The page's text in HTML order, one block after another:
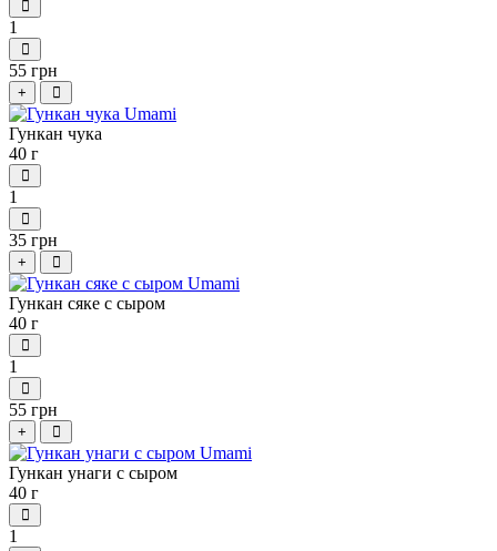
1
55 грн
+
Гункан чука
40 г
1
35 грн
+
Гункан сяке с сыром
40 г
1
55 грн
+
Гункан унаги с сыром
40 г
1